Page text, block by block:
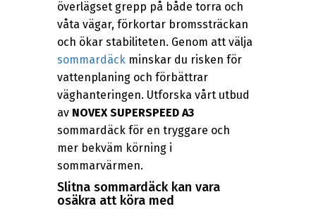
överlägset grepp på både torra och
våta vägar, förkortar bromssträckan
och ökar stabiliteten. Genom att välja
sommardäckminskar du risken för
vattenplaning och förbättrar
väghanteringen. Utforska vårt utbud
av NOVEX SUPERSPEED A3
sommardäck för en tryggare och
mer bekväm körning i
sommarvärmen.
Slitna sommardäck kan vara
osäkra att köra med